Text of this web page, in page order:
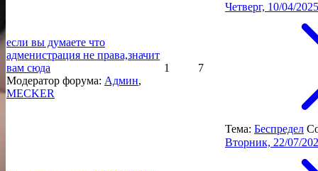
если вы думаете что
адменистрация не права,значит
вам сюда
Модератор форума: Админ,
MECKER
1 7
Четверг, 10/04/
Тема: Беспредел
Вторник, 22/07/